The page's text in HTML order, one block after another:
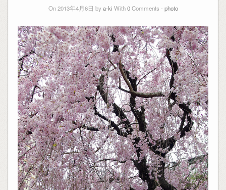
On 2013年4月6日 bya-ki With0Comments - photo